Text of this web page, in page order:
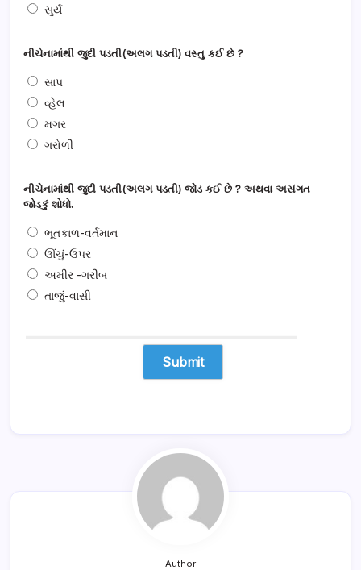
સુર્ય
નીચેનામાંથી જુદી પડતી(અલગ પડતી) વસ્તુ કઈ છે ?
સાપ
વ્હેલ
મગર
ગરોળી
નીચેનામાંથી જુદી પડતી(અલગ પડતી) જોડ કઈ છે ? અથવા અસંગત
જોડકું શોધો.
ભૂતકાળ-વર્તમાન
ઊંચું-ઉપર
અમીર -ગરીબ
તાજું-વાસી
Author